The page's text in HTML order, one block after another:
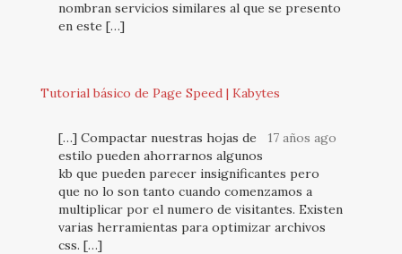
nombran servicios similares al que se presento
en este […]
Tutorial básico de Page Speed | Kabytes
17 años ago
[…] Compactar nuestras hojas de
estilo pueden ahorrarnos algunos
kb que pueden parecer insignificantes pero
que no lo son tanto cuando comenzamos a
multiplicar por el numero de visitantes. Existen
varias herramientas para optimizar archivos
css. […]